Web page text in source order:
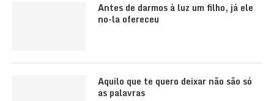
Antes de darmos à luz um filho, já ele
no-la ofereceu
Aquilo que te quero deixar não são só
as palavras